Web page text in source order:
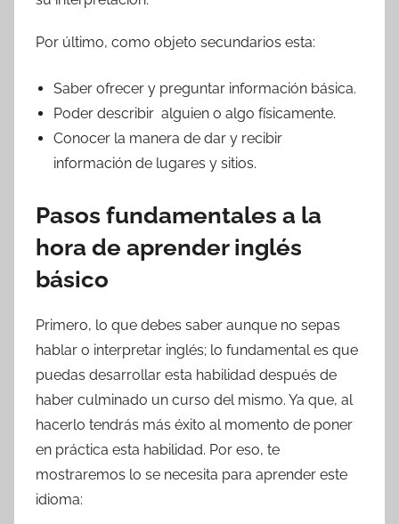
Por último, como objeto secundarios esta:
Saber ofrecer y preguntar información básica.
Poder describir alguien o algo físicamente.
Conocer la manera de dar y recibir
información de lugares y sitios.
Pasos fundamentales a la
hora de aprender inglés
básico
Primero, lo que debes saber aunque no sepas
hablar o interpretar inglés; lo fundamental es que
puedas desarrollar esta habilidad después de
haber culminado un curso del mismo. Ya que, al
hacerlo tendrás más éxito al momento de poner
en práctica esta habilidad. Por eso, te
mostraremos lo se necesita para aprender este
idioma: